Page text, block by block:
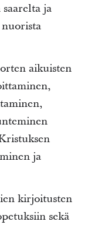
ja
aikuisten
ja
kirjoitusten
sekä